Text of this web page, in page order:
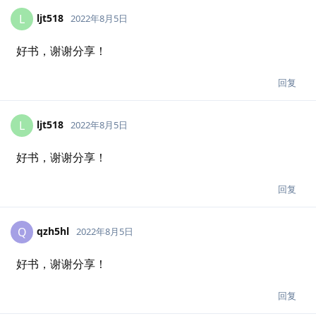
L ljt518 2022年8月5日
好书，谢谢分享！
回复
L ljt518 2022年8月5日
好书，谢谢分享！
回复
Q qzh5hl 2022年8月5日
好书，谢谢分享！
回复